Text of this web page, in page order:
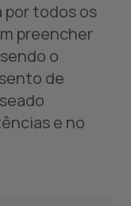
por todos os
preencher
o
de
e no